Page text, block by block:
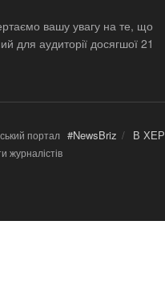
вашу увагу на те, що
для аудиторії досягшої 21
#NewsBriz В
портал
журналістів